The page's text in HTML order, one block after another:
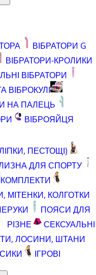
ВІБРАТОРИ G
ВІБРАТОРИ-КРОЛИКИ
ВІБРАТОРИ
ВІБРОКУЛІ
НА ПАЛЕЦЬ
ВІБРОЯЙЦЯ
ПЕСТОЩІ)
ДЛЯ СПОРТУ
КОМПЛЕКТИ
МІТЕНКИ, КОЛГОТКИ
ПОЯСИ ДЛЯ
РІЗНЕ
СЕКСУАЛЬНІ
ЛОСИНИ, ШТАНИ
ІГРОВІ